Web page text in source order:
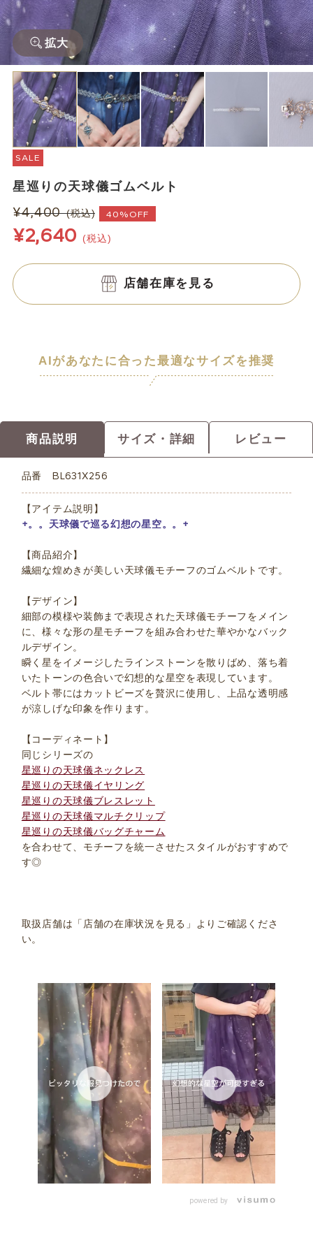
拡大
SALE
星巡りの天球儀ゴムベルト
¥4,400 (税込) 40%OFF
¥2,640 (税込)
店舗在庫を見る
AIがあなたに合った最適なサイズを推奨
商品説明 サイズ・詳細 レビュー
品番 BL631X256
【アイテム説明】
+。。天球儀で巡る幻想の星空。。+
【商品紹介】
繊細な煌めきが美しい天球儀モチーフのゴムベルトです。
【デザイン】
細部の模様や装飾まで表現された天球儀モチーフをメイン
に、様々な形の星モチーフを組み合わせた華やかなバック
ルデザイン。
瞬く星をイメージしたラインストーンを散りばめ、落ち着
いたトーンの色合いで幻想的な星空を表現しています。
ベルト帯にはカットビーズを贅沢に使用し、上品な透明感
が涼しげな印象を作ります。
【コーディネート】
同じシリーズの
星巡りの天球儀ネックレス
星巡りの天球儀イヤリング
星巡りの天球儀ブレスレット
星巡りの天球儀マルチクリップ
星巡りの天球儀バッグチャーム
を合わせて、モチーフを統一させたスタイルがおすすめで
す◎
取扱店舗は「店舗の在庫状況を見る」よりご確認くださ
い。
powered by